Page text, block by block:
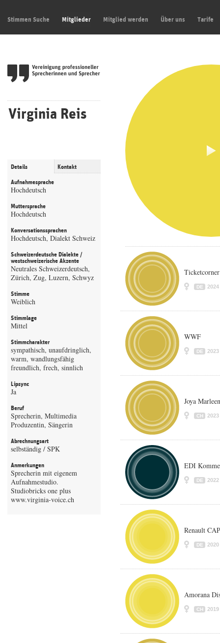
Stimmen Suche Mitglieder Mitglied werden Über uns Tarife
Virginia Reis
Details Kontakt
Aufnahmesprache
Hochdeutsch
Muttersprache
Hochdeutsch
Konversationssprachen
Hochdeutsch, Dialekt Schweiz
Schweizerdeutsche Dialekte /
westschweizerische Akzente
Neutrales Schweizerdeutsch,
Zürich, Zug, Luzern, Schwyz
Stimme
Weiblich
Stimmlage
Mittel
Stimmcharakter
sympathisch, unaufdringlich,
warm, wandlungsfähig
freundlich, frech, sinnlich
Lipsync
Ja
Beruf
Sprecherin, Multimedia
Produzentin, Sängerin
Abrechnungsart
selbständig / SPK
Anmerkungen
Sprecherin mit eigenem
Aufnahmestudio.
Studiobricks one plus
www.virginia-voice.ch
DE 2024
WWF
DE 2023
Joya Marleen
CH 2023
EDI
DE 2022
Renault
DE 2020
Amorana
CH 2019